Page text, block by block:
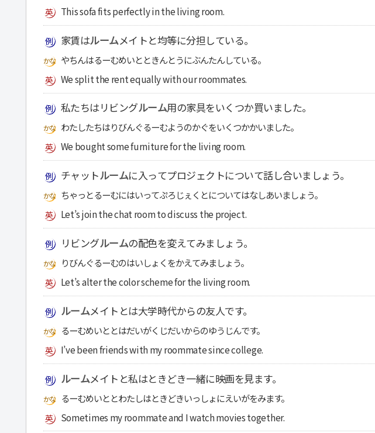
This sofa fits perfectly in the living room.
家賃はルームメイトと均等に分担している。
やちんはるーむめいとときんとうにぶんたんしている。
We split the rent equally with our roommates.
私たちはリビングルーム用の家具をいくつか買いました。
わたしたちはりびんぐるーむようのかぐをいくつかかいました。
We bought some furniture for the living room.
チャットルームに入ってプロジェクトについて話し合いましょう。
ちゃっとるーむにはいってぷろじぇくとについてはなしあいましょう。
Let’s join the chat room to discuss the project.
リビングルームの配色を変えてみましょう。
りびんぐるーむのはいしょくをかえてみましょう。
Let’s alter the color scheme for the living room.
ルームメイトとは大学時代からの友人です。
るーむめいととはだいがくじだいからのゆうじんです。
I’ve been friends with my roommate since college.
ルームメイトと私はときどき一緒に映画を見ます。
るーむめいととわたしはときどきいっしょにえいがをみます。
Sometimes my roommate and I watch movies together.